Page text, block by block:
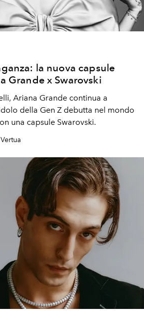
la nuova capsule
Grande x Swarovski
Ariana Grande continua a
della Gen Z debutta nel mondo
una capsule Swarovski.